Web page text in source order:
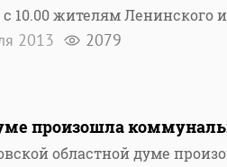
с 10.00 жителям Ленинского
2013 2079
произошла
областной думе